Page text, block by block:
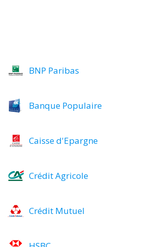
BNP Paribas
Banque Populaire
Caisse d'Epargne
Crédit Agricole
Crédit Mutuel